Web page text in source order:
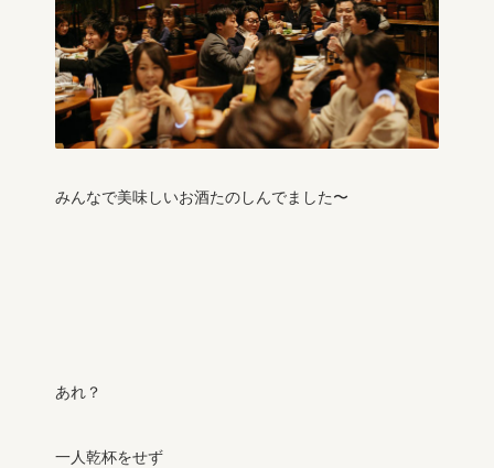
みんなで美味しいお酒たのしんでました〜
あれ？
一人乾杯をせず